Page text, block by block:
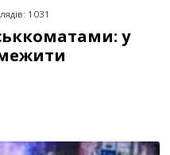
1031
у